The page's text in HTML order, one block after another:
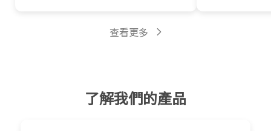
查看更多
了解我們的產品